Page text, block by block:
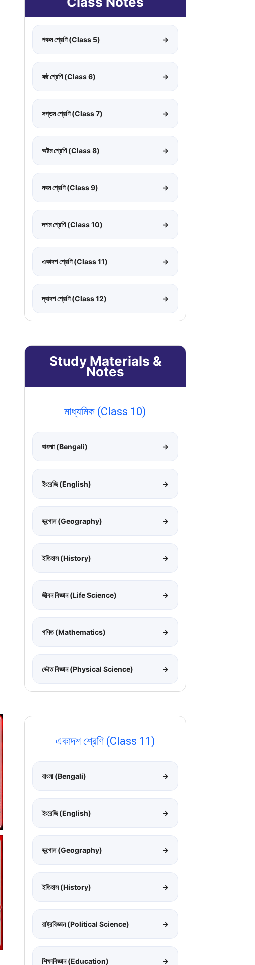
পঞ্চম শ্রেণি (Class 5) →
ষষ্ঠ শ্রেণি (Class 6) →
সপ্তম শ্রেণি (Class 7) →
অষ্টম শ্রেণি (Class 8) →
নবম শ্রেণি (Class 9) →
দশম শ্রেণি (Class 10) →
একাদশ শ্রেণি (Class 11) →
দ্বাদশ শ্রেণি (Class 12) →
Study Materials &
Notes
মাধ্যমিক (Class 10)
বাংলাা (Bengali) →
ইংরেজি (English) →
ভূগোল (Geography) →
ইতিহাস (History) →
জীবন বিজ্ঞান (Life Science) →
গণিত (Mathematics) →
ভৌত বিজ্ঞান (Physical Science) →
একাদশ শ্রেণি (Class 11)
বাংলা (Bengali) →
ইংরেজি (English) →
ভূগোল (Geography) →
ইতিহাস (History) →
রাষ্ট্রবিজ্ঞান (Political Science) →
শিক্ষাবিজ্ঞান (Education) →